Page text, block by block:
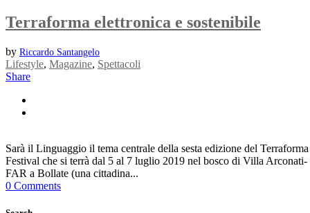
Terraforma elettronica e sostenibile
by Riccardo Santangelo
Lifestyle, Magazine, Spettacoli
Share
Sarà il Linguaggio il tema centrale della sesta edizione del Terraforma
Festival che si terrà dal 5 al 7 luglio 2019 nel bosco di Villa Arconati-
FAR a Bollate (una cittadina...
0 Comments